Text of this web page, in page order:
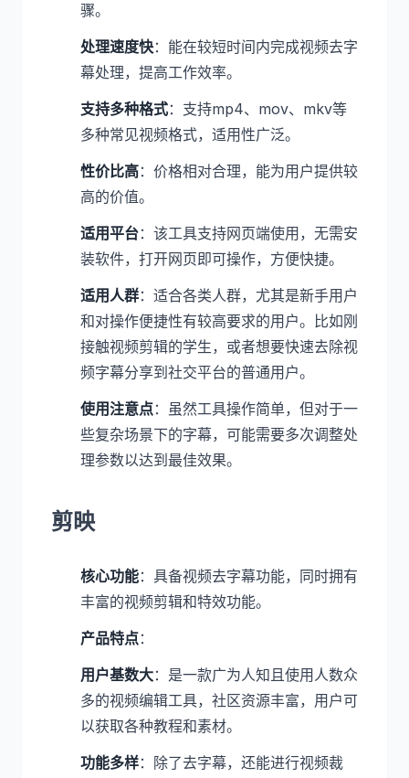
骤。
处理速度快：能在较短时间内完成视频去字
幕处理，提高工作效率。
支持多种格式：支持mp4、mov、mkv等
多种常见视频格式，适用性广泛。
性价比高：价格相对合理，能为用户提供较
高的价值。
适用平台：该工具支持网页端使用，无需安
装软件，打开网页即可操作，方便快捷。
适用人群：适合各类人群，尤其是新手用户
和对操作便捷性有较高要求的用户。比如刚
接触视频剪辑的学生，或者想要快速去除视
频字幕分享到社交平台的普通用户。
使用注意点：虽然工具操作简单，但对于一
些复杂场景下的字幕，可能需要多次调整处
理参数以达到最佳效果。
剪映
核心功能：具备视频去字幕功能，同时拥有
丰富的视频剪辑和特效功能。
产品特点：
用户基数大：是一款广为人知且使用人数众
多的视频编辑工具，社区资源丰富，用户可
以获取各种教程和素材。
功能多样：除了去字幕，还能进行视频裁